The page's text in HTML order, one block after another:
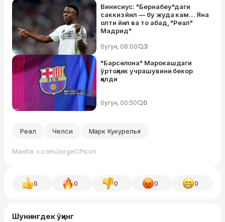
Винисиус: "Бернабеу"даги
саккиз йил — бу жуда кам… Яна
олти йил ва то абад, "Реал"
Мадрид"
бугун, 08:00 3
"Барселона" Марокашдаги
ўртоқлик учрашувини бекор
қилди
бугун, 00:50 0
Реал Челси Марк Кукурелья
Манба: x.com/JorgeCPicon
0 0 0 0 0
Шунингдек ўқинг